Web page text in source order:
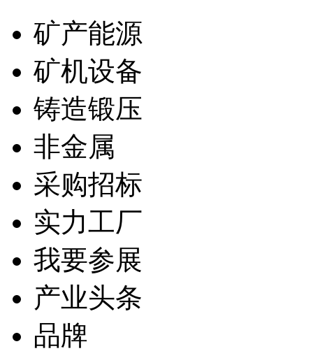
矿产能源
矿机设备
铸造锻压
非金属
采购招标
实力工厂
我要参展
产业头条
品牌